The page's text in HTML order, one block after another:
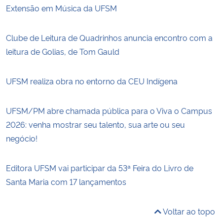
Extensão em Música da UFSM
Clube de Leitura de Quadrinhos anuncia encontro com a
leitura de Golias, de Tom Gauld
UFSM realiza obra no entorno da CEU Indígena
UFSM/PM abre chamada pública para o Viva o Campus
2026: venha mostrar seu talento, sua arte ou seu
negócio!
Editora UFSM vai participar da 53ª Feira do Livro de
Santa Maria com 17 lançamentos
Voltar ao topo